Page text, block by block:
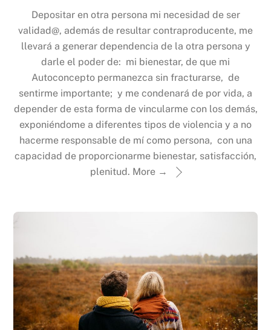
Depositar en otra persona mi necesidad de ser
validad@, además de resultar contraproducente, me
llevará a generar dependencia de la otra persona y
darle el poder de: mi bienestar, de que mi
Autoconcepto permanezca sin fracturarse, de
sentirme importante; y me condenará de por vida, a
depender de esta forma de vincularme con los demás,
exponiéndome a diferentes tipos de violencia y a no
hacerme responsable de mí como persona, con una
capacidad de proporcionarme bienestar, satisfacción,
plenitud. More →